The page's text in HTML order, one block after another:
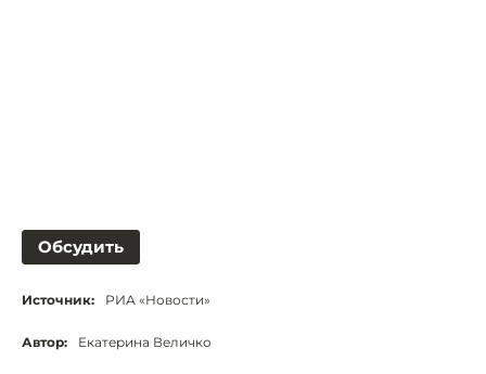
Обсудить
Источник: РИА «Новости»
Автор: Екатерина Величко